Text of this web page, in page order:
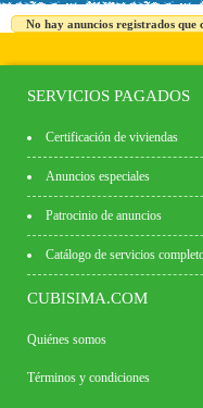
No hay anuncios registrados que
SERVICIOS PAGADOS
Certificación de viviendas
Anuncios especiales
Patrocinio de anuncios
Catálogo de servicios
CUBISIMA.COM
Quiénes somos
Términos y condiciones